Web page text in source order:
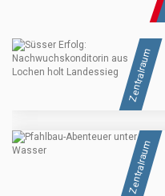
Zentralraum
Zentralraum